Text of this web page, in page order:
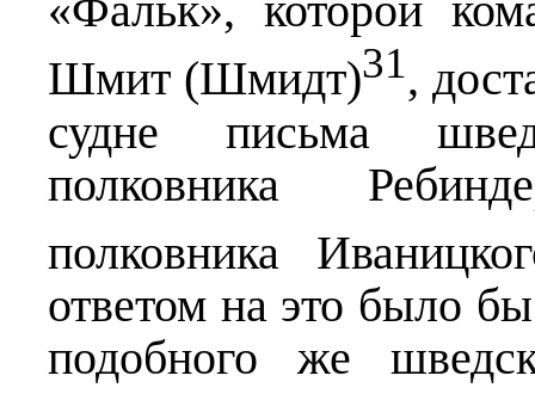
Шмит (Шмидт)31,
судне письма
полковника
полковника
ответом на это было
подобного же